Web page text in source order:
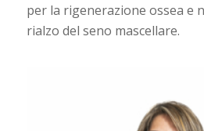
per la rigenerazione ossea e
rialzo del seno mascellare.